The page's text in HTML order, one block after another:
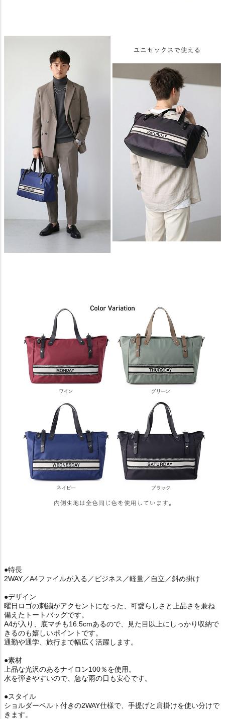
●特長
2WAY／A4ファイルが入る／ビジネス／軽量／自立／斜め掛け
●デザイン
曜日ロゴの刺繍がアクセントになった、可愛らしさと上品さを兼ね
備えたトートバッグです。
A4が入り、底マチも16.5cmあるので、見た目以上にしっかり収納で
きるのも嬉しいポイントです。
通勤や通学、旅行まで幅広く活躍します。
●素材
上品な光沢のあるナイロン100％を使用。
水を弾きやすいので、急な雨の日も安心です。
●スタイル
ショルダーベルト付きの2WAY仕様で、手提げと肩掛けを使い分けで
きます。